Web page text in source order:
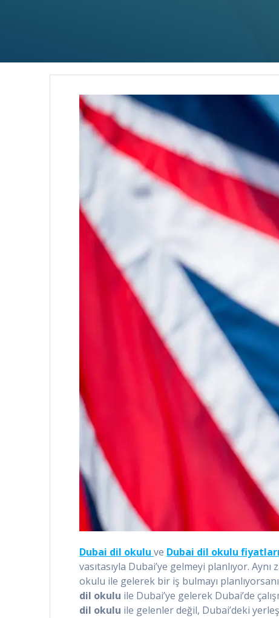
Dubai dil okulu ve Dubai dil okulu fiyatları
vasıtasıyla Dubai’ye gelmeyi planlıyor.
okulu ile gelerek bir iş bulmayı
dil okulu ile Dubai’ye gelerek Dubai’de
dil okulu ile gelenler değil, Dubai’deki